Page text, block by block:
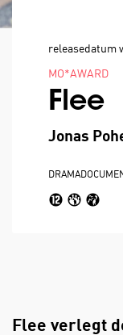
Flee
Jonas
MO*AWARD
releasedatum
DRAMA
Flee verlegt